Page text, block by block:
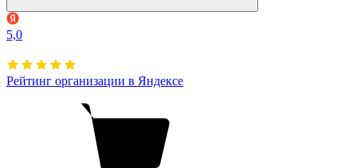
5,0
Рейтинг организации в Яндексе